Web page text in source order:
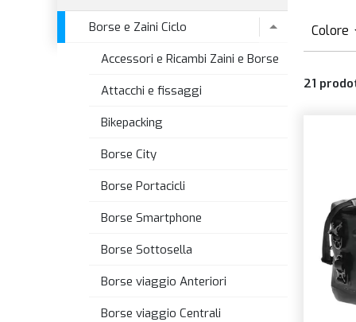
Borse e Zaini Ciclo
Accessori e Ricambi Zaini e Borse
Attacchi e fissaggi
Bikepacking
Borse City
Borse Portacicli
Borse Smartphone
Borse Sottosella
Borse viaggio Anteriori
Borse viaggio Centrali
Colore
21